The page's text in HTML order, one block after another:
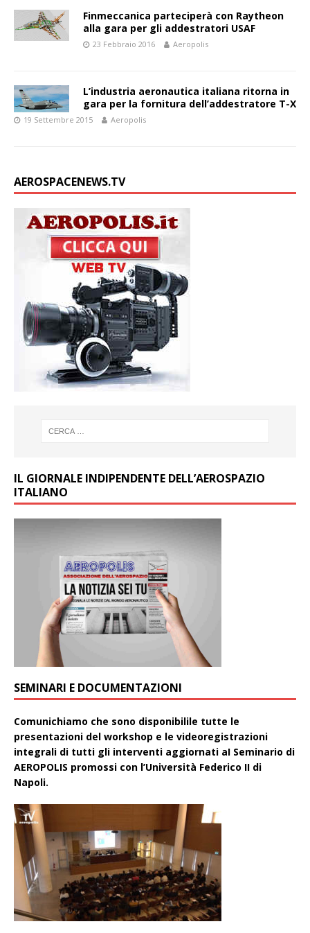
Finmeccanica parteciperà con Raytheon
alla gara per gli addestratori USAF
23 Febbraio 2016 Aeropolis
L’industria aeronautica italiana ritorna in
gara per la fornitura dell’addestratore T-X
19 Settembre 2015 Aeropolis
AEROSPACENEWS.TV
IL GIORNALE INDIPENDENTE DELL’AEROSPAZIO
ITALIANO
SEMINARI E DOCUMENTAZIONI
Comunichiamo che sono disponibilile tutte le
presentazioni del workshop e le videoregistrazioni
integrali di tutti gli interventi aggiornati aI Seminario di
AEROPOLIS promossi con l’Università Federico II di
Napoli.